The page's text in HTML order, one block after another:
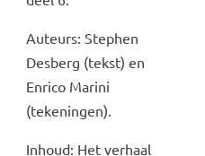
Auteurs: Stephen
Desberg (tekst) en
Enrico Marini
(tekeningen).
Inhoud: Het verhaal